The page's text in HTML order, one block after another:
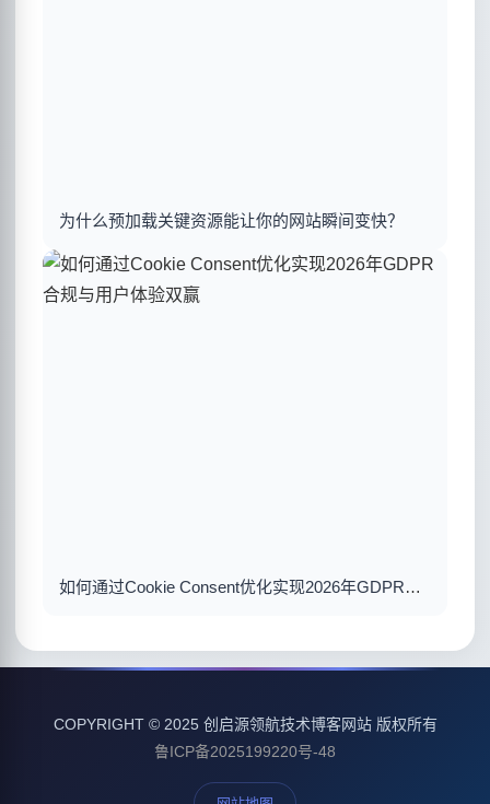
为什么预加载关键资源能让你的网站瞬间变快？
如何通过Cookie Consent优化实现2026年GDPR合规与用户体验双赢
COPYRIGHT © 2025 创启源领航技术博客网站 版权所有
鲁ICP备2025199220号-48